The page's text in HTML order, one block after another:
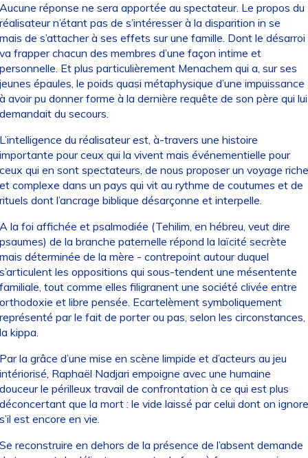
réponse ne sera apportée au spectateur. Le propos du
n’étant pas de s’intéresser à la disparition in se
de s’attacher à ses effets sur une famille. Dont le désarroi
frapper chacun des membres d’une façon intime et
Et plus particulièrement Menachem qui a, sur ses
épaules, le poids quasi métaphysique d’une impuissance
avoir pu donner forme à la dernière requête de son père qui lui
du secours.
du réalisateur est, à-travers une histoire
pour ceux qui la vivent mais événementielle pour
qui en sont spectateurs, de nous proposer un voyage riche
complexe dans un pays qui vit au rythme de coutumes et de
dont l’ancrage biblique désarçonne et interpelle.
la foi affichée et psalmodiée (Tehilim, en hébreu, veut dire
de la branche paternelle répond la laïcité secrète
déterminée de la mère - contrepoint autour duquel
les oppositions qui sous-tendent une mésentente
tout comme elles filigranent une société clivée entre
et libre pensée. Ecartelèment symboliquement
par le fait de porter ou pas, selon les circonstances,
kippa.
la grâce d’une mise en scène limpide et d’acteurs au jeu
Raphaël Nadjari empoigne avec une humaine
le périlleux travail de confrontation à ce qui est plus
que la mort : le vide laissé par celui dont on ignore
est encore en vie.
reconstruire en dehors de la présence de l’absent demande